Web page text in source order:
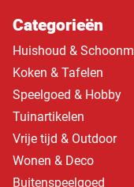
Categorieën
Huishoud &
Koken & Tafelen
Speelgoed & Hobby
Tuinartikelen
Vrije tijd & Outdoor
Wonen & Deco
Buitenspeelgoed